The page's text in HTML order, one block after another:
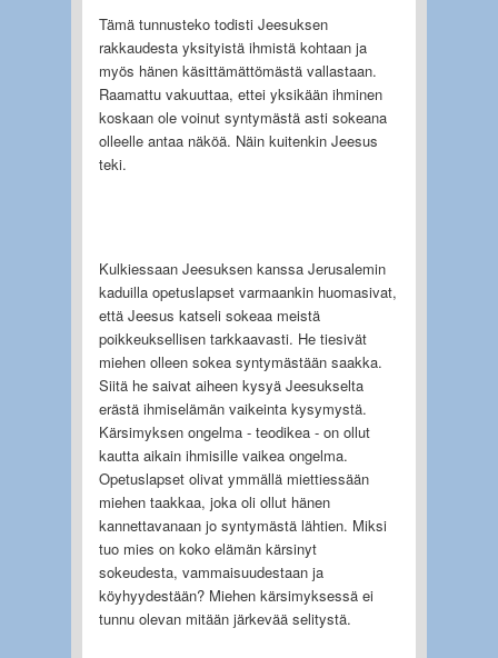
Tämä tunnusteko todisti Jeesuksen
rakkaudesta yksityistä ihmistä kohtaan ja
myös hänen käsittämättömästä vallastaan.
Raamattu vakuuttaa, ettei yksikään ihminen
koskaan ole voinut syntymästä asti sokeana
olleelle antaa näköä. Näin kuitenkin Jeesus
teki.
Kulkiessaan Jeesuksen kanssa Jerusalemin
kaduilla opetuslapset varmaankin huomasivat,
että Jeesus katseli sokeaa meistä
poikkeuksellisen tarkkaavasti. He tiesivät
miehen olleen sokea syntymästään saakka.
Siitä he saivat aiheen kysyä Jeesukselta
erästä ihmiselämän vaikeinta kysymystä.
Kärsimyksen ongelma - teodikea - on ollut
kautta aikain ihmisille vaikea ongelma.
Opetuslapset olivat ymmällä miettiessään
miehen taakkaa, joka oli ollut hänen
kannettavanaan jo syntymästä lähtien. Miksi
tuo mies on koko elämän kärsinyt
sokeudesta, vammaisuudestaan ja
köyhyydestään? Miehen kärsimyksessä ei
tunnu olevan mitään järkevää selitystä.